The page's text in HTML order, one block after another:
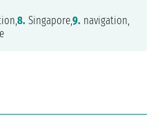
8. Singapore,9. navigation,